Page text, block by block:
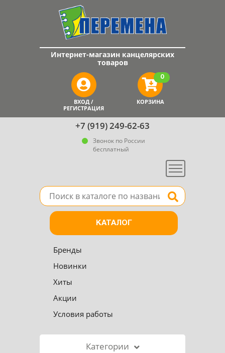
+7 (919) 249-62-63
Звонок по России
бесплатный
Меню
Интернет-магазин канцелярских
товаров
ВХОД /
РЕГИСТРАЦИЯ
КОРЗИНА
0
Поле для поиска товара в каталоге Найти
КАТАЛОГ
Бренды
Новинки
Хиты
Акции
Условия работы
Категории